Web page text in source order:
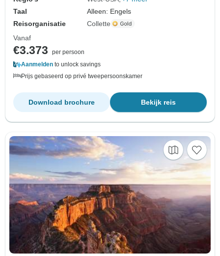
Taal
Alleen: Engels
Reisorganisatie
Collette
Vanaf
€3.373
per persoon
Aanmelden to unlock savings
Prijs gebaseerd op privé tweepersoonskamer
Bekijk reis
Download brochure